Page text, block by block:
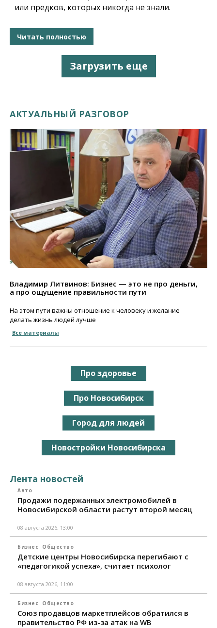
или предков, которых никогда не знали.
Читать полностью
Загрузить еще
АКТУАЛЬНЫЙ РАЗГОВОР
Владимир Литвинов: Бизнес — это не про деньги,
а про ощущение правильности пути
На этом пути важны отношение к человеку и желание
делать жизнь людей лучше
Все материалы
Про здоровье
Про Новосибирск
Город для людей
Новостройки Новосибирска
Лента новостей
Авто
Продажи подержанных электромобилей в
Новосибирской области растут второй месяц
08 августа 2026, 13:00
Бизнес Общество
Детские центры Новосибирска перегибают с
«педагогикой успеха», считает психолог
08 августа 2026, 11:00
Бизнес Общество
Союз продавцов маркетплейсов обратился в
правительство РФ из-за атак на WB